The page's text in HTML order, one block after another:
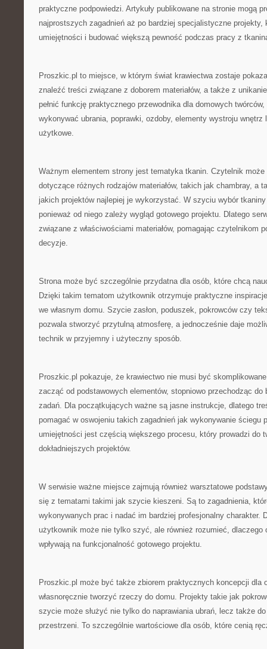
praktyczne podpowiedzi. Artykuły publikowane na stronie mogą
najprostszych zagadnień aż po bardziej specjalistyczne projekty,
umiejętności i budować większą pewność podczas pracy z
Proszkic.pl to miejsce, w którym świat krawiectwa zostaje
znaleźć treści związane z doborem materiałów, a także z
pełnić funkcję praktycznego przewodnika dla domowych
wykonywać ubrania, poprawki, ozdoby, elementy wystroju wnętrz
użytkowe.
Ważnym elementem strony jest tematyka tkanin. Czytelnik
dotyczące różnych rodzajów materiałów, takich jak chambray, a
jakich projektów najlepiej je wykorzystać. W szyciu wybór
ponieważ od niego zależy wygląd gotowego projektu. Dlatego
związane z właściwościami materiałów, pomagając czytelnikom
decyzje.
Strona może być szczególnie przydatna dla osób, które chcą
Dzięki takim tematom użytkownik otrzymuje praktyczne
we własnym domu. Szycie zasłon, poduszek, pokrowców czy
pozwala stworzyć przytulną atmosferę, a jednocześnie daje
technik w przyjemny i użyteczny sposób.
Proszkic.pl pokazuje, że krawiectwo nie musi być
zacząć od podstawowych elementów, stopniowo przechodząc do
zadań. Dla początkujących ważne są jasne instrukcje, dlatego
pomagać w oswojeniu takich zagadnień jak wykonywanie ściegu
umiejętności jest częścią większego procesu, który prowadzi do
dokładniejszych projektów.
W serwisie ważne miejsce zajmują również warsztatowe
się z tematami takimi jak szycie kieszeni. Są to zagadnienia,
wykonywanych prac i nadać im bardziej profesjonalny charakter.
użytkownik może nie tylko szyć, ale również rozumieć, dlaczego
wpływają na funkcjonalność gotowego projektu.
Proszkic.pl może być także zbiorem praktycznych koncepcji dla
własnoręcznie tworzyć rzeczy do domu. Projekty takie jak
szycie może służyć nie tylko do naprawiania ubrań, lecz także
przestrzeni. To szczególnie wartościowe dla osób, które cenią